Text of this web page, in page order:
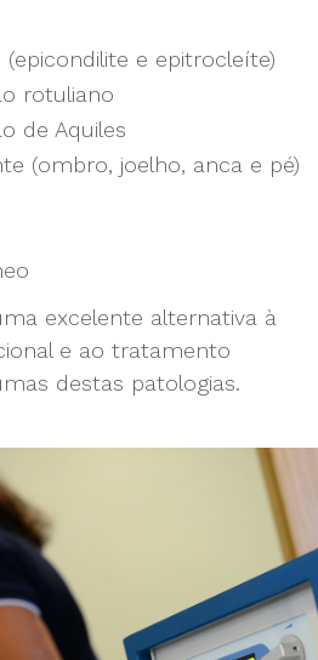
e epitrocleíte)
rotuliano
de Aquiles
(ombro, joelho, anca e pé)
excelente alternativa à
e ao tratamento
destas patologias.